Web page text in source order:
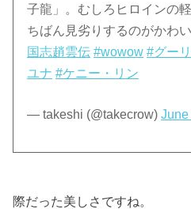
子龍」。むしろヒロインの
ちばん見劣りするのがかわ
国志趙雲伝 #wowow #グー
ユナ #ケニー・リン
— takeshi (@takecrow)June
際だった美しさですね。